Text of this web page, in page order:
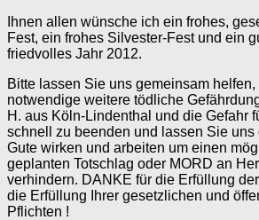
Ihnen allen wünsche ich ein frohes,
Fest, ein frohes Silvester-Fest und ein
friedvolles Jahr 2012.
Bitte lassen Sie uns gemeinsam
notwendige weitere tödliche
H. aus Köln-Lindenthal und die Gefahr
schnell zu beenden und lassen Sie uns
Gute wirken und arbeiten um einen
geplanten Totschlag oder MORD an
verhindern. DANKE für die Erfüllung
die Erfüllung Ihrer gesetzlichen und
Pflichten !